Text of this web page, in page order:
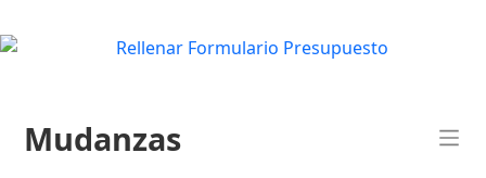
Mudanzas